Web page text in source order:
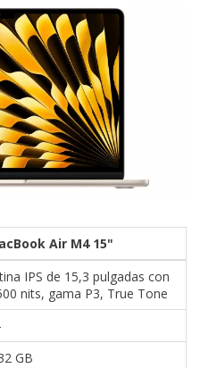
Air M4 15"
IPS de 15,3 pulgadas con
nits, gama P3, True Tone
GB